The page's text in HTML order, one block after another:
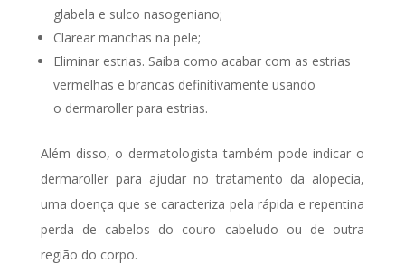
glabela e sulco nasogeniano;
Clarear manchas na pele;
Eliminar estrias. Saiba como acabar com as estrias
vermelhas e brancas definitivamente usando
o dermaroller para estrias.
Além disso, o dermatologista também pode indicar o
dermaroller para ajudar no tratamento da alopecia,
uma doença que se caracteriza pela rápida e repentina
perda de cabelos do couro cabeludo ou de outra
região do corpo.